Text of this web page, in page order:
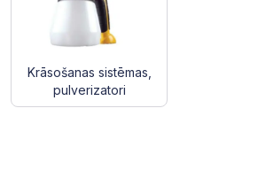
Krāsošanas sistēmas,
pulverizatori